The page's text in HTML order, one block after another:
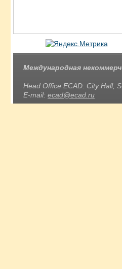
Международная
Head Office ECAD: City Hall,
E-mail: ecad@ecad.ru